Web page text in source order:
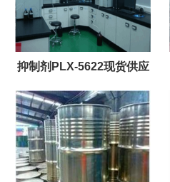
抑制剂PLX-5622现货供应